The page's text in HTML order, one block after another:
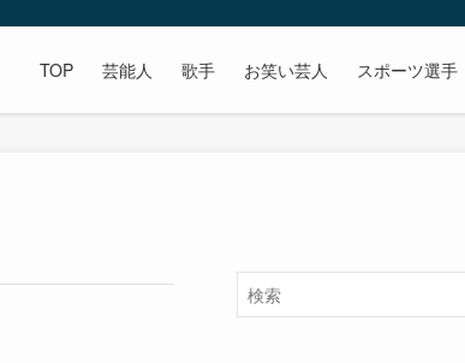
TOP 芸能人 歌手 お笑い芸人 スポーツ選手